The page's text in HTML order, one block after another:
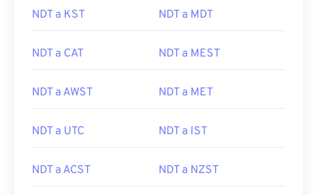
NDT a KST NDT a MDT
NDT a CAT NDT a MEST
NDT a AWST NDT a MET
NDT a UTC NDT a IST
NDT a ACST NDT a NZST